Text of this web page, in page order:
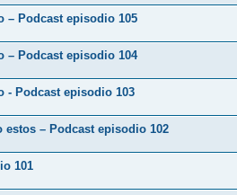
– Podcast episodio 105
– Podcast episodio 104
- Podcast episodio 103
– Podcast episodio 102
101